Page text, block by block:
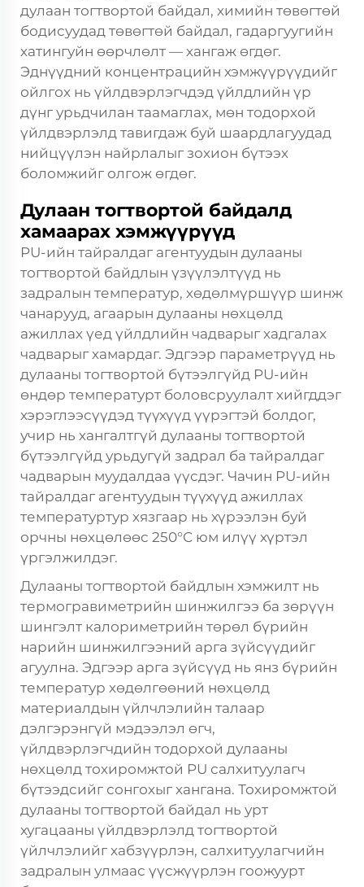
дулаан тогтвортой байдал, химийн төвөгтөй
бодисуудад төвөгтөй байдал, гадаргуугийн
хатингуйн өөрчлөлт — хангаж өгдөг.
Эднүүдний концентрацийн хэмжүүрүүдийг
ойлгох нь үйлдвэрлэгчдэд үйлдлийн үр
дүнг урьдчилан таамаглах, мөн тодорхой
үйлдвэрлэлд тавигдаж буй шаардлагуудад
нийцүүлэн найрлалыг зохион бүтээх
боломжийг олгож өгдөг.
Дулаан тогтвортой байдалд
хамаарах хэмжүүрүүд
PU-ийн тайралдаг агентуудын дулааны
тогтвортой байдлын үзүүлэлтүүд нь
задралын температур, хөдөлмүршүүр шинж
чанарууд, агаарын дулааны нөхцөлд
ажиллах үед үйлдлийн чадварыг хадгалах
чадварыг хамардаг. Эдгээр параметрүүд нь
дулааны тогтвортой бүтээлгүйд PU-ийн
өндөр температурт боловсруулалт хийгддэг
хэрэглээсүүдэд түүхүүд үүрэгтэй болдог,
учир нь хангалтгүй дулааны тогтвортой
бүтээлгүйд урьдугүй задрал ба тайралдаг
чадварын муудалдаа үүсдэг. Чачин PU-ийн
тайралдаг агентуудын түүхүүд ажиллах
температуртур хязгаар нь хүрээлэн буй
орчны нөхцөлөөс 250°C юм илүү хүртэл
үргэлжилдэг.
Дулааны тогтвортой байдлын хэмжилт нь
термогравиметрийн шинжилгээ ба зөрүүн
шингэлт калориметрийн төрөл бүрийн
нарийн шинжилгээний арга зүйсүүдийг
агуулна. Эдгээр арга зүйсүүд нь янз бүрийн
температур хөдөлгөөний нөхцөлд
материалдын үйлчлэлийн талаар
дэлгэрэнгүй мэдээлэл өгч,
үйлдвэрлэгчдийн тодорхой дулааны
нөхцөлд тохиромжтой PU салхитуулагч
бүтээдсийг сонгохыг хангана. Тохиромжтой
дулааны тогтвортой байдал нь урт
хугацааны үйлдвэрлэлд тогтвортой
үйлчлэлийг хабзүүрлэн, салхитуулагчийн
задралын улмаас үүсжүүрлэн гоожуурт